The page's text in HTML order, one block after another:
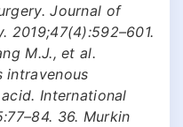
Journal of
2019;47(4):592–601.
M.J., et al.
intravenous
International
36. Murkin